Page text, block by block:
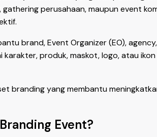
perusahaan, maupun event
brand, Event Organizer (EO),
produk, maskot, logo, atau
branding yang membantu
Event?